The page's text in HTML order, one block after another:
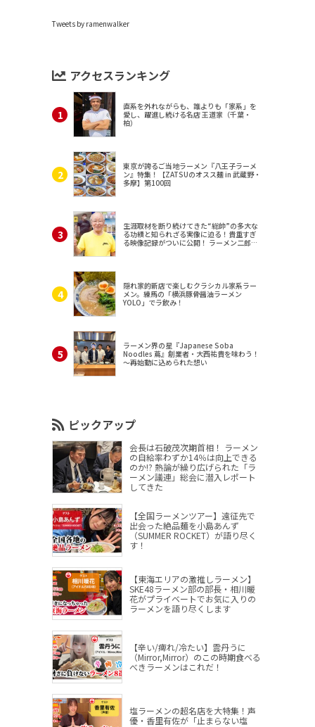
Tweets by ramenwalker
アクセスランキング
直系を外れながらも、誰よりも「家系」を
愛し、躍進し続ける名店 王道家（千葉・
柏）
東京が誇るご当地ラーメン『八王子ラーメ
ン』特集！【ZATSUのオスス麺 in 武蔵野・
多摩】第100回
生涯取材を断り続けてきた“総帥”の多大な
る功績と知られざる実像に迫る！貴重すぎ
る映像記録がついに公開！ ラーメン二郎
隠れ家的新店で楽しむクラシカル家系ラー
メン。練馬の「横浜豚骨醤油ラーメン
YOLO」でラ飲み！
ラーメン界の星『Japanese Soba
Noodles 蔦』創業者・大西祐貴を味わう！
～再始動に込められた想い
ピックアップ
会長は石破茂次期首相！ ラーメン
の自給率わずか14％は向上できる
のか!? 熱論が繰り広げられた「ラ
ーメン議連」総会に潜入レポート
してきた
【全国ラーメンツアー】遠征先で
出会った絶品麺を小島あんず
（SUMMER ROCKET）が語り尽く
す！
【東海エリアの激推しラーメン】
SKE48ラーメン部の部長・相川暖
花がプライベートでお気に入りの
ラーメンを語り尽くします
【辛い/痺れ/冷たい】雲丹うに
（Mirror,Mirror）のこの時期食べる
べきラーメンはこれだ！
塩ラーメンの超名店を大特集！声
優・香里有佐が「止まらない塩